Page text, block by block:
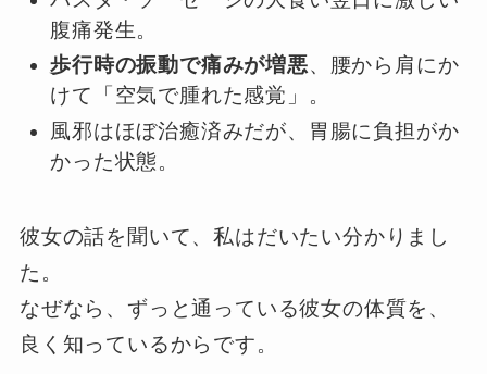
腹痛発生。
歩行時の振動で痛みが増悪、腰から肩にか
けて「空気で腫れた感覚」。
風邪はほぼ治癒済みだが、胃腸に負担がか
かった状態。
彼女の話を聞いて、私はだいたい分かりまし
た。
なぜなら、ずっと通っている彼女の体質を、
良く知っているからです。